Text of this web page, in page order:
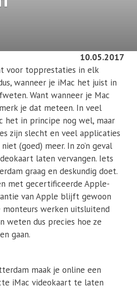
10.05.2017
voor topprestaties in elk
wanneer je iMac het juist in
Want wanneer je Mac
je dat meteen. In veel
het in principe nog wel, maar
zijn slecht en veel applicaties
(goed) meer. In zo’n geval
laten vervangen. Iets
graag en deskundig doet.
met gecertificeerde Apple-
van Apple blijft gewoon
monteurs werken uitsluitend
weten dus precies hoe ze
gaan.
maak je online een
iMac videokaart te laten